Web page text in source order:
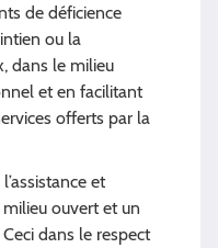
de déficience
ou la
dans le milieu
et en facilitant
offerts par la
et
ouvert et un
dans le respect